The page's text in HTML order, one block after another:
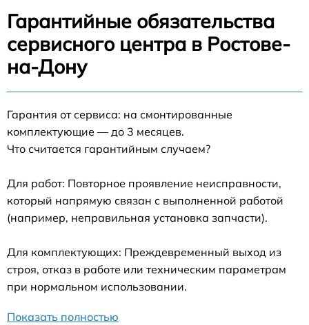
Гарантийные обязательства
сервисного центра в Ростове-
на-Дону
Гарантия от сервиса: на смонтированные
комплектующие — до 3 месяцев.
Что считается гарантийным случаем?
Для работ: Повторное проявление неисправности,
который напрямую связан с выполненной работой
(например, неправильная установка запчасти).
Для комплектующих: Преждевременный выход из
строя, отказ в работе или техническим параметрам
при нормальном использовании.
Показать полностью